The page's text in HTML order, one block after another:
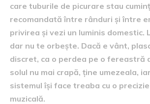
care tuburile de picurare stau
recomandată între rânduri și între
privirea și vezi un luminis domestic.
dar nu te orbește. Dacă e vânt,
discret, ca o perdea pe o fereastră
solul nu mai crapă, ține umezeala,
sistemul își face treaba cu o
muzicală.